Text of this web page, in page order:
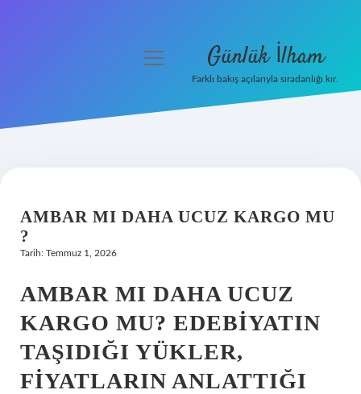
Hakkımızda
menüyü
Günlük İlham
Farklı bakış açılarıyla sıradanlığı kır.
AMBAR MI DAHA UCUZ KARGO MU
?
Tarih: Temmuz 1, 2026
AMBAR MI DAHA UCUZ
KARGO MU? EDEBIYATIN
TAŞIDIĞI YÜKLER,
FIYATLARIN ANLATTIĞI